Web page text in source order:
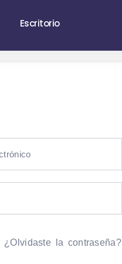
Escritorio
¿Olvidaste la contraseña?